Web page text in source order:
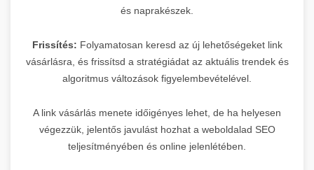
és naprakészek.
Frissítés: Folyamatosan keresd az új lehetőségeket link
vásárlásra, és frissítsd a stratégiádat az aktuális trendek és
algoritmus változások figyelembevételével.
A link vásárlás menete időigényes lehet, de ha helyesen
végezzük, jelentős javulást hozhat a weboldalad SEO
teljesítményében és online jelenlétében.